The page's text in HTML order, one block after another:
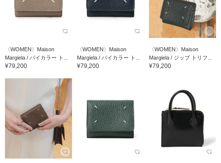
〈WOMEN〉Maison
Margiela / バイカラー ト...
¥79,200
〈WOMEN〉Maison
Margiela / バイカラー ト...
¥79,200
〈WOMEN〉Maison
Margiela / ジップ トリフ...
¥79,200